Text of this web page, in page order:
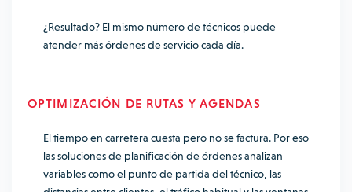
¿Resultado? El mismo número de técnicos puede
atender más órdenes de servicio cada día.
OPTIMIZACIÓN DE RUTAS Y AGENDAS
El tiempo en carretera cuesta pero no se factura. Por eso
las soluciones de planificación de órdenes analizan
variables como el punto de partida del técnico, las